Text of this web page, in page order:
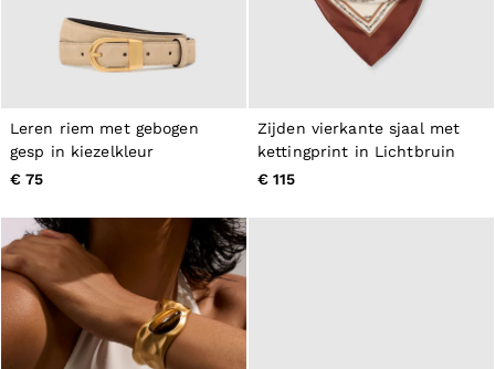
Leren riem met gebogen
gesp in kiezelkleur
€ 75
Zijden vierkante sjaal met
kettingprint in Lichtbruin
€ 115